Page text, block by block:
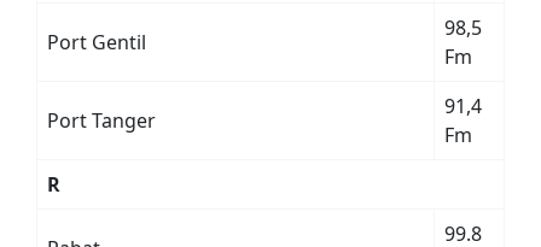
Port Gentil
98,5
Fm
Port Tanger
91,4
Fm
R
99.8